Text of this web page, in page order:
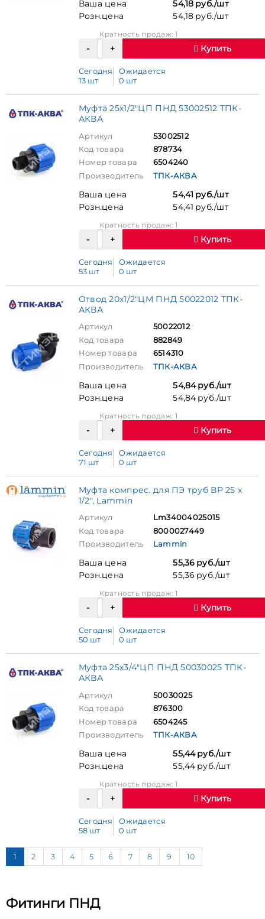
Ваша цена
54,18 руб./шт
Розн.цена
54,18 руб./шт
Кратность продаж: 1
Купить
Сегодня
13 шт
Ожидается
0 шт
Муфта 25х1/2"ЦП ПНД 53002512 ТПК-
АКВА
Артикул
53002512
Код товара
878734
Номер товара
6504240
Производитель
ТПК-АКВА
Ваша цена
54,41 руб./шт
Розн.цена
54,41 руб./шт
Кратность продаж: 1
Купить
Сегодня
53 шт
Ожидается
0 шт
Отвод 20х1/2"ЦМ ПНД 50022012 ТПК-
АКВА
Артикул
50022012
Код товара
882849
Номер товара
6514310
Производитель
ТПК-АКВА
Ваша цена
54,84 руб./шт
Розн.цена
54,84 руб./шт
Кратность продаж: 1
Купить
Сегодня
71 шт
Ожидается
0 шт
Муфта компрес. для ПЭ труб ВР 25 x
1/2", Lammin
Артикул
Lm34004025015
Код товара
8000027449
Производитель
Lammin
Ваша цена
55,36 руб./шт
Розн.цена
55,36 руб./шт
Кратность продаж: 1
Купить
Сегодня
50 шт
Ожидается
0 шт
Муфта 25х3/4"ЦП ПНД 50030025 ТПК-
АКВА
Артикул
50030025
Код товара
876300
Номер товара
6504245
Производитель
ТПК-АКВА
Ваша цена
55,44 руб./шт
Розн.цена
55,44 руб./шт
Кратность продаж: 1
Купить
Сегодня
58 шт
Ожидается
0 шт
1 2 3 4 5 6 7 8 9 10
Фитинги ПНД